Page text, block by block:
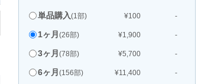
単品購入(1部) ¥100 -
1ヶ月 (26部) ¥1,900 -
3ヶ月 (78部) ¥5,700 -
6ヶ月 (156部) ¥11,400 -